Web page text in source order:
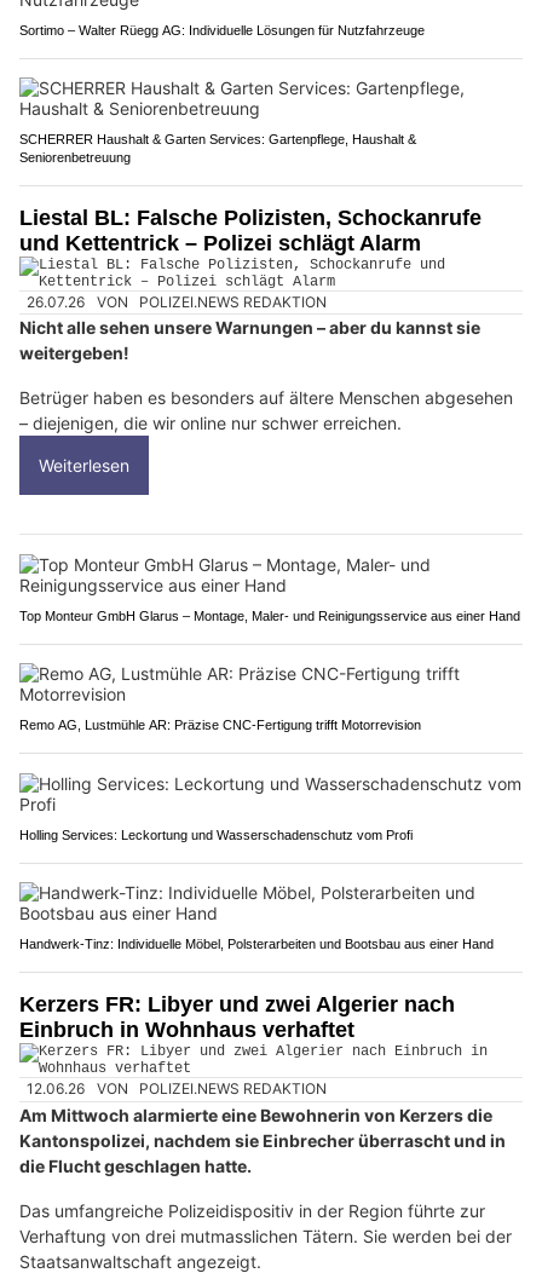
Sortimo – Walter Rüegg AG: Individuelle Lösungen für Nutzfahrzeuge
SCHERRER Haushalt & Garten Services: Gartenpflege, Haushalt &
Seniorenbetreuung
Liestal BL: Falsche Polizisten, Schockanrufe
und Kettentrick – Polizei schlägt Alarm
26.07.26 VON POLIZEI.NEWS REDAKTION
Nicht alle sehen unsere Warnungen – aber du kannst sie
weitergeben!
Betrüger haben es besonders auf ältere Menschen abgesehen
– diejenigen, die wir online nur schwer erreichen.
Weiterlesen
Top Monteur GmbH Glarus – Montage, Maler- und Reinigungsservice aus einer Hand
Remo AG, Lustmühle AR: Präzise CNC-Fertigung trifft Motorrevision
Holling Services: Leckortung und Wasserschadenschutz vom Profi
Handwerk-Tinz: Individuelle Möbel, Polsterarbeiten und Bootsbau aus einer Hand
Kerzers FR: Libyer und zwei Algerier nach
Einbruch in Wohnhaus verhaftet
12.06.26 VON POLIZEI.NEWS REDAKTION
Am Mittwoch alarmierte eine Bewohnerin von Kerzers die
Kantonspolizei, nachdem sie Einbrecher überrascht und in
die Flucht geschlagen hatte.
Das umfangreiche Polizeidispositiv in der Region führte zur
Verhaftung von drei mutmasslichen Tätern. Sie werden bei der
Staatsanwaltschaft angezeigt.